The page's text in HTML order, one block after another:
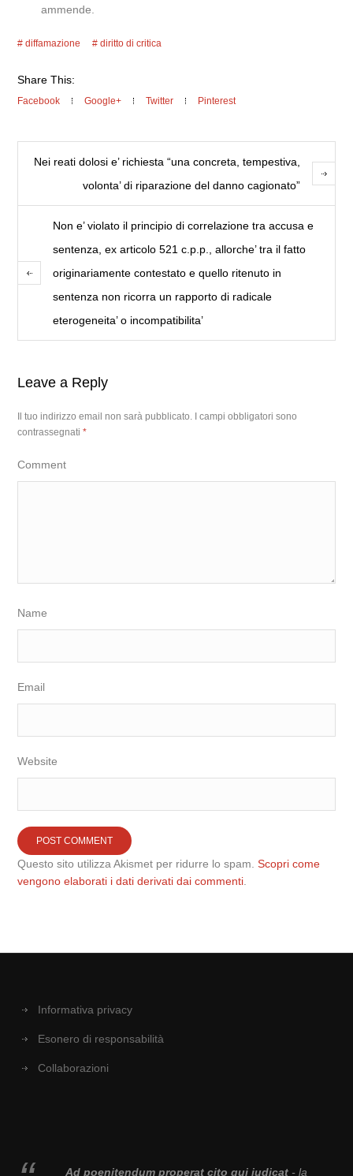
ammende.
diffamazione diritto di critica
Share This:
Facebook Google+ Twitter Pinterest
Nei reati dolosi e’ richiesta “una concreta, tempestiva,
volonta’ di riparazione del danno cagionato”
Non e’ violato il principio di correlazione tra accusa e
sentenza, ex articolo 521 c.p.p., allorche’ tra il fatto
originariamente contestato e quello ritenuto in
sentenza non ricorra un rapporto di radicale
eterogeneita’ o incompatibilita’
Leave a Reply
Il tuo indirizzo email non sarà pubblicato.
I campi obbligatori sono
contrassegnati*
Comment
Name
Email
Website
Questo sito utilizza Akismet per ridurre lo spam.Scopri come
vengono elaborati i dati derivati dai commenti
Informativa privacy
Esonero di responsabilità
Collaborazioni
Ad poenitendum properat cito qui iudicat- la